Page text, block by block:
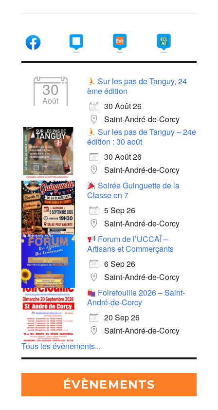
30
Août
Sur les pas de Tanguy, 24
ème édition
30 Août 26
Saint-André-de-Corcy
Sur les pas de Tanguy – 24e
édition : 30 août
30 Août 26
Saint-André-de-Corcy
Soirée Guinguette de la
Classe en 7
5 Sep 26
Saint-André-de-Corcy
Forum de l’UCCAÏ –
Artisans et Commerçants
6 Sep 26
Saint-André-de-Corcy
Foirefouille 2026 – Saint-
André-de-Corcy
20 Sep 26
Saint-André-de-Corcy
Tous les évènements...
ÉVÈNEMENTS